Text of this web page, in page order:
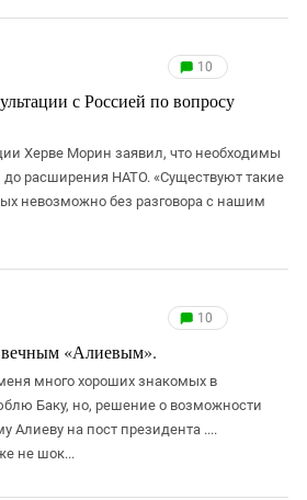
10
с Россией по вопросу
Херве Морин заявил, что необходимы
до расширения НАТО. «Существуют такие
невозможно без разговора с нашим
10
«Алиевым».
много хороших знакомых в
Баку, но, решение о возможности
Алиеву на пост президента ....
не шок...